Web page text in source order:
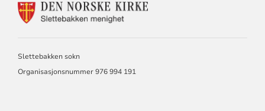
KONTAKTINFORMASJON
Slettebakken sokn
Organisasjonsnummer 976 994 191